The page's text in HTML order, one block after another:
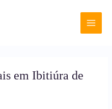
Main
em Ibitiúra de